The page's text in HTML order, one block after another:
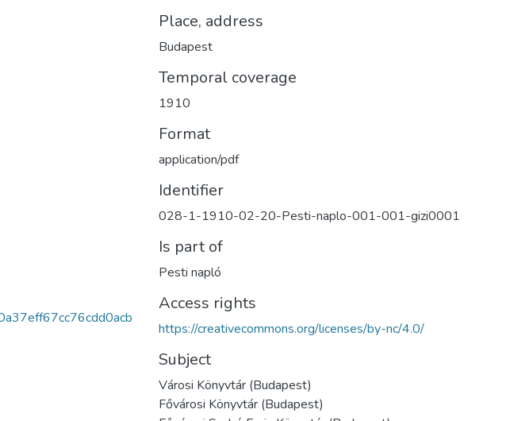
Place, address
Budapest
Temporal coverage
1910
Format
application/pdf
Identifier
028-1-1910-02-20-Pesti-naplo-001-001-gizi0001
Is part of
Pesti napló
Access rights
https://creativecommons.org/licenses/by-nc/4.0/
Subject
Városi Könyvtár (Budapest)
Fővárosi Könyvtár (Budapest)